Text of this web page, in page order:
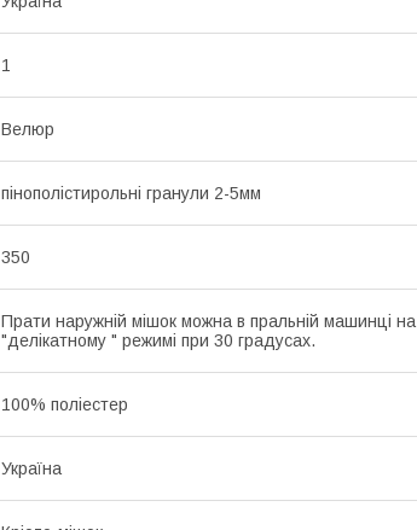
1
Велюр
пінополістирольні гранули 2-5мм
350
Прати наружній мішок можна в пральній машинці на
"делікатному " режимі при 30 градусах.
100% поліестер
Україна